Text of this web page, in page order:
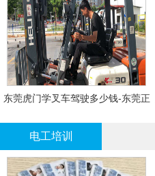
东莞虎门学叉车驾驶多少钱-东莞正
电工培训